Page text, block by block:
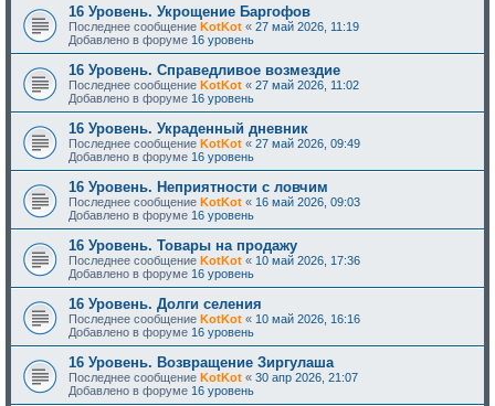
16 Уровень. Укрощение Баргофов
Последнее сообщение KotKot « 27 май 2026, 11:19
Добавлено в форуме 16 уровень
16 Уровень. Справедливое возмездие
Последнее сообщение KotKot « 27 май 2026, 11:02
Добавлено в форуме 16 уровень
16 Уровень. Украденный дневник
Последнее сообщение KotKot « 27 май 2026, 09:49
Добавлено в форуме 16 уровень
16 Уровень. Неприятности с ловчим
Последнее сообщение KotKot « 16 май 2026, 09:03
Добавлено в форуме 16 уровень
16 Уровень. Товары на продажу
Последнее сообщение KotKot « 10 май 2026, 17:36
Добавлено в форуме 16 уровень
16 Уровень. Долги селения
Последнее сообщение KotKot « 10 май 2026, 16:16
Добавлено в форуме 16 уровень
16 Уровень. Возвращение Зиргулаша
Последнее сообщение KotKot « 30 апр 2026, 21:07
Добавлено в форуме 16 уровень